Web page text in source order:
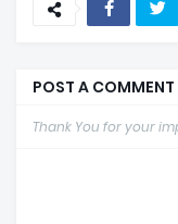
POST A COMMENT
Thank You for your